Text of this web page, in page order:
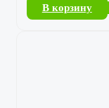
В корзину